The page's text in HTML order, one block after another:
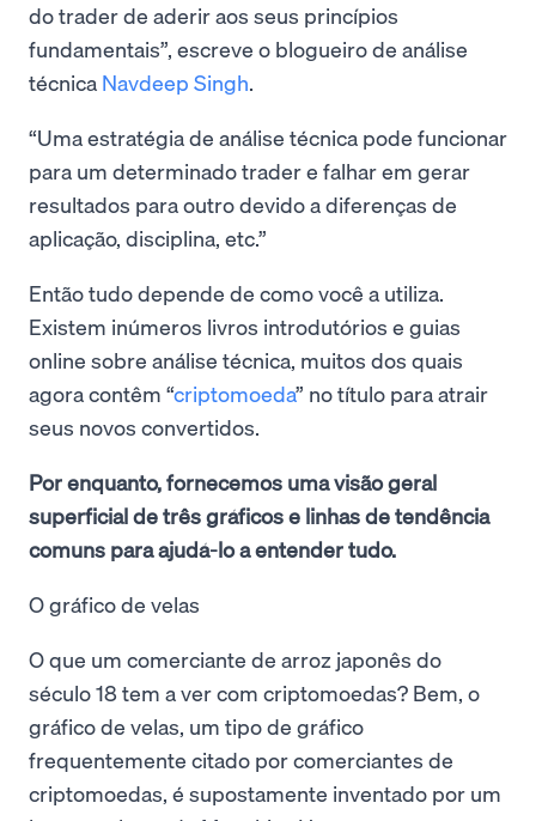
do trader de aderir aos seus princípios
fundamentais”, escreve o blogueiro de análise
técnica Navdeep Singh.
“Uma estratégia de análise técnica pode funcionar
para um determinado trader e falhar em gerar
resultados para outro devido a diferenças de
aplicação, disciplina, etc.”
Então tudo depende de como você a utiliza.
Existem inúmeros livros introdutórios e guias
online sobre análise técnica, muitos dos quais
agora contêm “criptomoeda” no título para atrair
seus novos convertidos.
Por enquanto, fornecemos uma visão geral
superficial de três gráficos e linhas de tendência
comuns para ajudá-lo a entender tudo.
O gráfico de velas
O que um comerciante de arroz japonês do
século 18 tem a ver com criptomoedas? Bem, o
gráfico de velas, um tipo de gráfico
frequentemente citado por comerciantes de
criptomoedas, é supostamente inventado por um